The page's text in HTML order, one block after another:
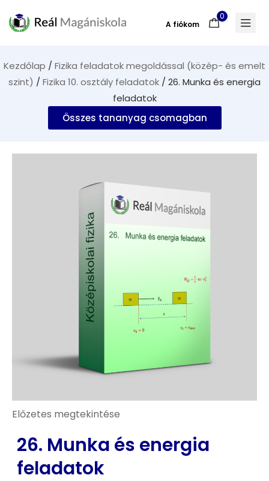
A fiókom
0
Kezdőlap / Fizika feladatok megoldással (közép- és emelt
szint) / Fizika 10. osztály feladatok / 26. Munka és energia
feladatok
Összes tananyag csomagban
Előzetes megtekintése
26. Munka és energia
feladatok